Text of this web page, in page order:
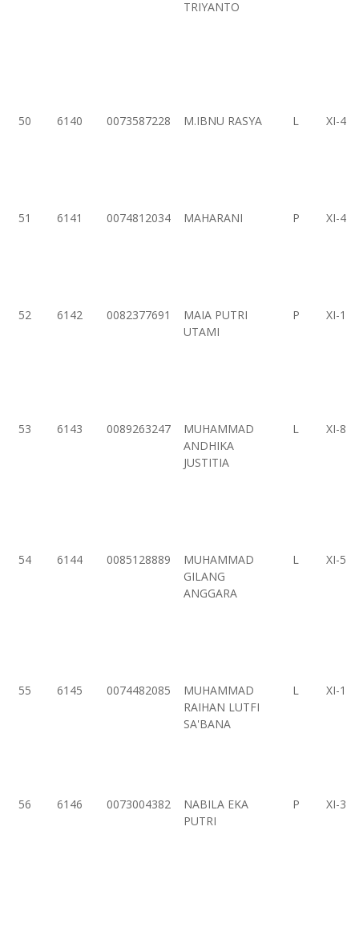
TRIYANTO
50 6140 0073587228 M.IBNU RASYA L XI-4
51 6141 0074812034 MAHARANI P XI-4
52 6142 0082377691
MAIA PUTRI
UTAMI
P XI-1
53 6143 0089263247
MUHAMMAD
ANDHIKA
JUSTITIA
L XI-8
54 6144 0085128889
MUHAMMAD
GILANG
ANGGARA
L XI-5
55 6145 0074482085
MUHAMMAD
RAIHAN LUTFI
SA'BANA
L XI-1
56 6146 0073004382
NABILA EKA
PUTRI
P XI-3